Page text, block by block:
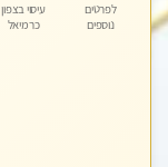
לפרטים
נוספים
עיסוי בצפון
כרמיאל